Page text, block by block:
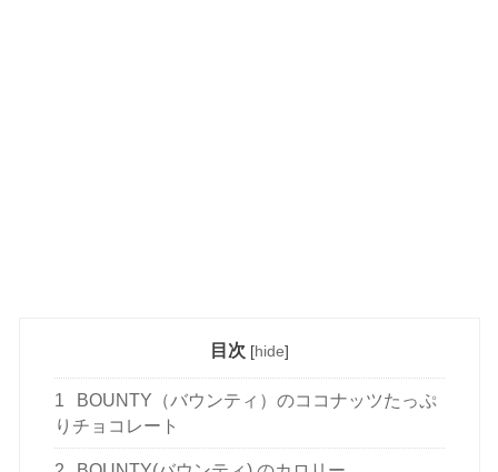
目次 [hide]
1
BOUNTY（バウンティ）のココナッツたっぷ
りチョコレート